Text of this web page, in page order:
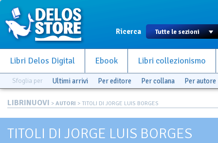
Ricerca
Libri Delos Digital Ebook Libri collezionismo
Sfoglia per Ultimi arrivi Per editore Per collana Per autore
LIBRINUOVI > AUTORI > TITOLI DI JORGE LUIS BORGES
TITOLI DI JORGE LUIS BORGES